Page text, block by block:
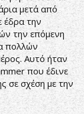
μετά από
έδρα την
την επόμενη
πολλών
Αυτό ήταν
που έδινε
σε σχέση με την